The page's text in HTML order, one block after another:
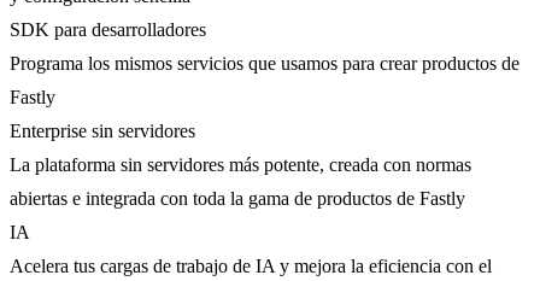
SDK para desarrolladores
Programa los mismos servicios que usamos para crear productos de
Fastly
Enterprise sin servidores
La plataforma sin servidores más potente, creada con normas
abiertas e integrada con toda la gama de productos de Fastly
IA
Acelera tus cargas de trabajo de IA y mejora la eficiencia con el